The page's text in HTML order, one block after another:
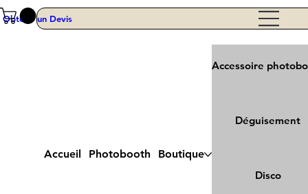
Accueil Photobooth Boutique
Accessoire
Déguisement
Disco
Obtenir un Devis